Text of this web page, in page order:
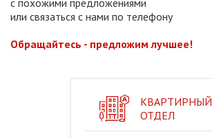
с похожими предложениями
или связаться с нами по телефону
Обращайтесь - предложим лучшее!
КВАРТИРНЫЙ
ОТДЕЛ